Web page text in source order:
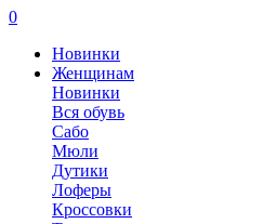
0
Новинки
Женщинам
Новинки
Вся обувь
Сабо
Мюли
Дутики
Лоферы
Кроссовки